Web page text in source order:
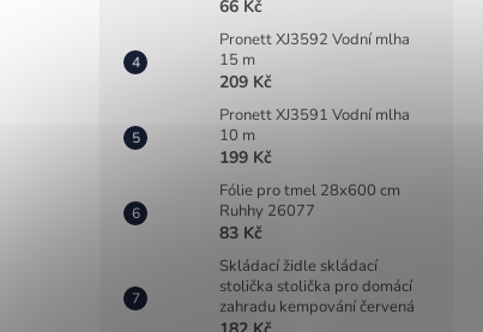
66 Kč
Pronett XJ3592 Vodní mlha
15 m
209 Kč
Pronett XJ3591 Vodní mlha
10 m
199 Kč
Fólie pro tmel 28x600 cm
Ruhhy 26077
83 Kč
Skládací židle skládací
stolička stolička pro domácí
zahradu kempování červená